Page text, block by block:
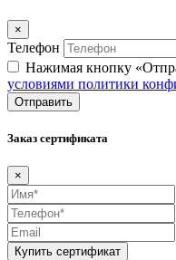
×
Телефон
Нажимая кнопку
условиями политики
Отправить
Заказ сертификата
×